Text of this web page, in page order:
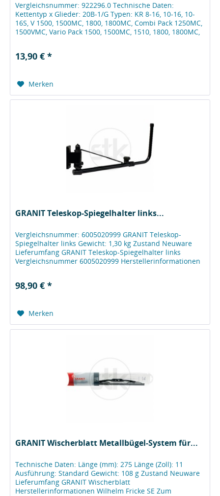
Vergleichsnummer: 922296.0 Technische Daten:
Kettentyp x Glieder: 20B-1/G Typen: KR 8-16, 10-16, 10-
16S, V 1500, 1500MC, 1800, 1800MC, Combi Pack 1250MC,
1500VMC, Vario Pack 1500, 1500MC, 1510, 1800, 1800MC,
13,90 € *
Merken
GRANIT Teleskop-Spiegelhalter links...
Vergleichsnummer: 6005020999 GRANIT Teleskop-
Spiegelhalter links Gewicht: 1,30 kg Zustand Neuware
Lieferumfang GRANIT Teleskop-Spiegelhalter links
Vergleichsnummer 6005020999 Herstellerinformationen
98,90 € *
Merken
GRANIT Wischerblatt Metallbügel-System für...
Technische Daten: Länge (mm): 275 Länge (Zoll): 11
Ausführung: Standard Gewicht: 108 g Zustand Neuware
Lieferumfang GRANIT Wischerblatt
Herstellerinformationen Wilhelm Fricke SE Zum